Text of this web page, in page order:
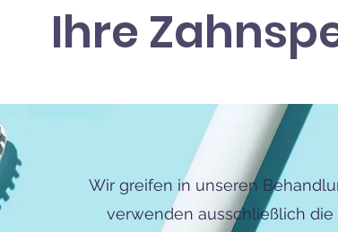
Ihre
Wir greifen in unseren
verwenden ausschließlich